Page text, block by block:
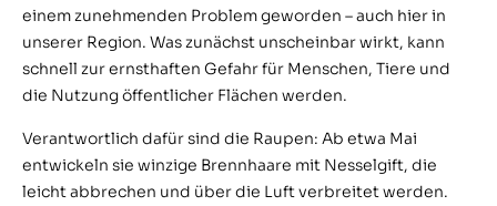
einem zunehmenden Problem geworden – auch hier in
unserer Region. Was zunächst unscheinbar wirkt, kann
schnell zur ernsthaften Gefahr für Menschen, Tiere und
die Nutzung öffentlicher Flächen werden.
Verantwortlich dafür sind die Raupen: Ab etwa Mai
entwickeln sie winzige Brennhaare mit Nesselgift, die
leicht abbrechen und über die Luft verbreitet werden.